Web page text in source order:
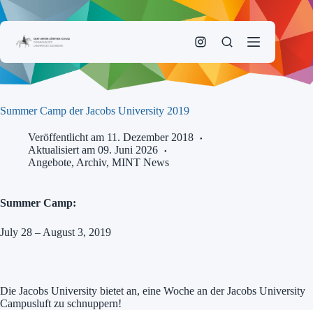
Zum
Inhalt
Summer Camp der Jacobs University 2019
Veröffentlicht am 11. Dezember 2018
Aktualisiert am 09. Juni 2026
Angebote, Archiv, MINT News
Summer Camp:
July 28 – August 3, 2019
Die Jacobs University bietet an, eine Woche an der Jacobs University
Campusluft zu schnuppern!